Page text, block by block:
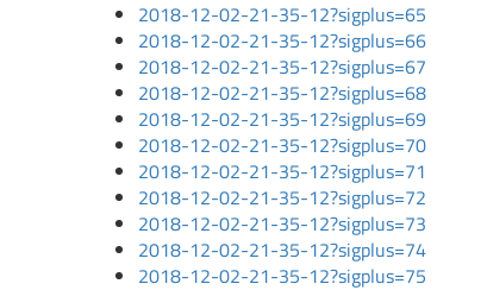
2018-12-02-21-35-12?sigplus=65
2018-12-02-21-35-12?sigplus=66
2018-12-02-21-35-12?sigplus=67
2018-12-02-21-35-12?sigplus=68
2018-12-02-21-35-12?sigplus=69
2018-12-02-21-35-12?sigplus=70
2018-12-02-21-35-12?sigplus=71
2018-12-02-21-35-12?sigplus=72
2018-12-02-21-35-12?sigplus=73
2018-12-02-21-35-12?sigplus=74
2018-12-02-21-35-12?sigplus=75